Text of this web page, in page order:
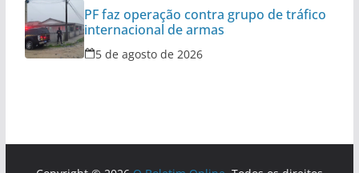
PF faz operação contra grupo de tráfico
internacional de armas
5 de agosto de 2026